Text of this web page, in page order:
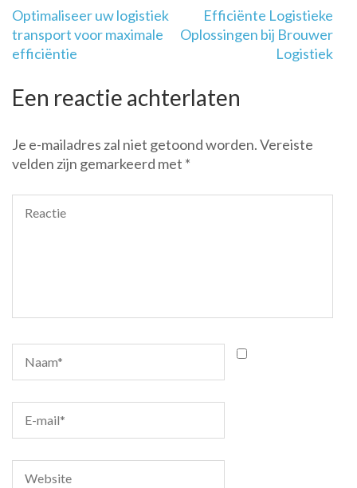
Berichtnavigatie
Optimaliseer uw logistiek
transport voor maximale
efficiëntie
Efficiënte Logistieke
Oplossingen bij Brouwer
Logistiek
Een reactie achterlaten
Je e-mailadres zal niet getoond worden.Vereiste
velden zijn gemarkeerd met *